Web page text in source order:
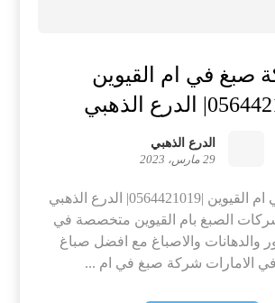
صبغ في ام القيوين
الدرع الذهبي
29 مارس، 2023
شركة صبغ في ام القيوين |0564421019| الدرع الذهبي
الصبغ بام القيوين متخصصة في
والدهانات والاصباغ مع افضل صباغ
الامارات شركة صبغ في ام ...